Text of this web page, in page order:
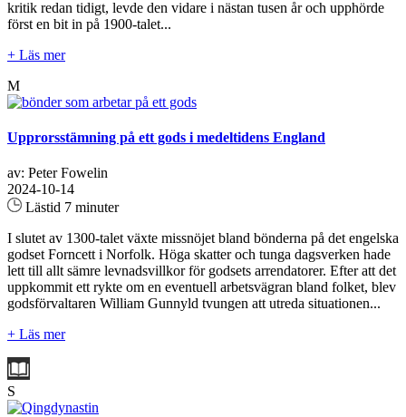
kritik redan tidigt, levde den vidare i nästan tusen år och upphörde
först en bit in på 1900-talet...
+ Läs mer
M
Upprorsstämning på ett gods i medeltidens England
av: Peter Fowelin
2024-10-14
Lästid 7 minuter
I slutet av 1300-talet växte missnöjet bland bönderna på det engelska
godset Forncett i Norfolk. Höga skatter och tunga dagsverken hade
lett till allt sämre levnadsvillkor för godsets arrendatorer. Efter att det
uppkommit ett rykte om en eventuell arbetsvägran bland folket, blev
godsförvaltaren William Gunnyld tvungen att utreda situationen...
+ Läs mer
S